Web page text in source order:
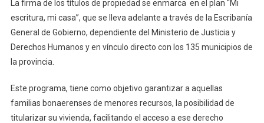
La firma de los títulos de propiedad se enmarca en el plan “Mi
escritura, mi casa”, que se lleva adelante a través de la Escribanía
General de Gobierno, dependiente del Ministerio de Justicia y
Derechos Humanos y en vínculo directo con los 135 municipios de
la provincia.
Este programa, tiene como objetivo garantizar a aquellas
familias bonaerenses de menores recursos, la posibilidad de
titularizar su vivienda, facilitando el acceso a ese derecho